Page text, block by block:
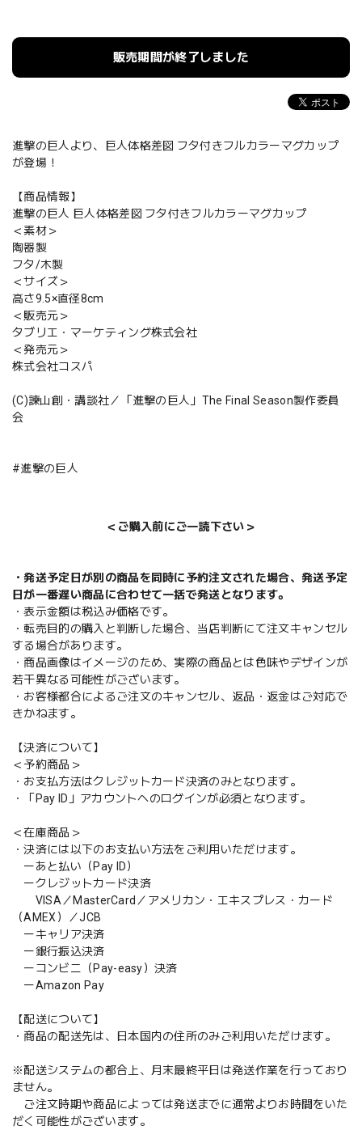
販売期間が終了しました
進撃の巨人より、巨人体格差図 フタ付きフルカラーマグカップ
が登場！
【商品情報】
進撃の巨人 巨人体格差図 フタ付きフルカラーマグカップ
＜素材＞
陶器製
フタ/木製
＜サイズ＞
高さ9.5×直径8cm
＜販売元＞
タブリエ・マーケティング株式会社
＜発売元＞
株式会社コスパ
(C)諫山創・講談社／「進撃の巨人」The Final Season製作委員
会
#進撃の巨人
＜ご購入前にご一読下さい＞
・発送予定日が別の商品を同時に予約注文された場合、発送予定
日が一番遅い商品に合わせて一括で発送となります。
・表示金額は税込み価格です。
・転売目的の購入と判断した場合、当店判断にて注文キャンセル
する場合があります。
・商品画像はイメージのため、実際の商品とは色味やデザインが
若干異なる可能性がございます。
・お客様都合によるご注文のキャンセル、返品・返金はご対応で
きかねます。
【決済について】
＜予約商品＞
・お支払方法はクレジットカード決済のみとなります。
・「Pay ID」アカウントへのログインが必須となります。
＜在庫商品＞
・決済には以下のお支払い方法をご利用いただけます。
ーあと払い（Pay ID）
ークレジットカード決済
VISA／MasterCard／アメリカン・エキスプレス・カード
（AMEX）／JCB
ーキャリア決済
ー銀行振込決済
ーコンビニ（Pay-easy）決済
ーAmazon Pay
【配送について】
・商品の配送先は、日本国内の住所のみご利用いただけます。
※配送システムの都合上、月末最終平日は発送作業を行っており
ません。
ご注文時期や商品によっては発送までに通常よりお時間をいた
だく可能性がございます。